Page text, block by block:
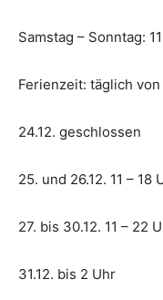
Samstag – Sonntag:
Ferienzeit: täglich von
24.12. geschlossen
25. und 26.12. 11 – 18
27. bis 30.12. 11 – 22
31.12. bis 2 Uhr